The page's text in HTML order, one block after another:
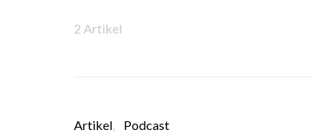
2 Artikel
Artikel Podcast